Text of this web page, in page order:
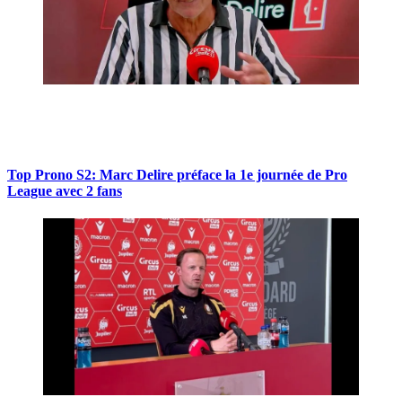
Top Prono S2: Marc Delire préface la 1e journée de Pro
League avec 2 fans